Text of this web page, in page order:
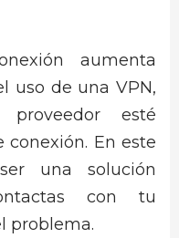
aumenta
uso de una VPN,
esté
conexión. En este
una solución
con tu
problema.